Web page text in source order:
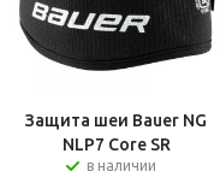
Защита шеи Bauer NG
NLP7 Core SR
в наличии